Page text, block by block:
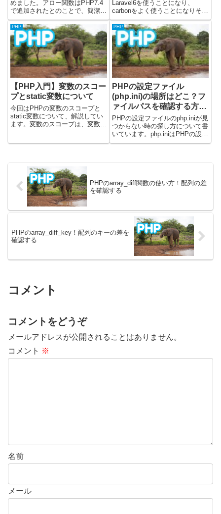
めました。アロー関数はPHP7.4
で追加されたとのことで、簡潔に
無名関数を書くことができます。
公式ドキュメントはこちら(で
す。掲載しているソースコードは
PHPのバージョン8.2.6で動作確
認しました。PHPでア...
Laravel6を使うことになり、
carbonをよく使うことになりそう
なので、使い方についてまとめて
みました。carbonとはphpで日
付・時刻を扱うためのライブラリ
になります。phpそのままで日
付・時刻を...
PHP
【PHP入門】変数のスコー
プとstatic変数について
今回はPHPの変数のスコープと
static変数について、解説してい
ます。変数のスコープは、変数を
PHP
PHPの設定ファイル
(php.ini)の場所はどこ？フ
ァイルパスを確認する方
法！
PHPの設定ファイルのphp.iniが見
つからない時の探し方について書
いています。php.iniはPHPの設定
を行うためのファイルです。この
PHPのarray_diff関数の使い方！配列の差
を確認する
PHPのarray_diff_key！配列のキーの差を
確認する
コメント
コメントをどうぞ
メールアドレスが公開されることはありません。
コメント ※
名前
メール